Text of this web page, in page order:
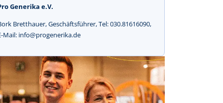
Generika e.V.
Bretthauer, Geschäftsführer, Tel: 030.81616090,
Mail: info@progenerika.de